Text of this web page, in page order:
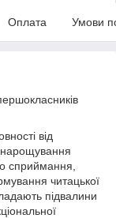
Оплата Умови
від
нарощування
сприймання,
читацької
підвалини